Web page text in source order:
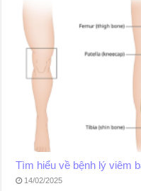
Tìm hiểu về bệnh lý viêm
14/02/2025